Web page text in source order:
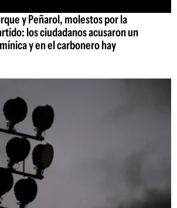
y Peñarol, molestos por la
los ciudadanos acusaron un
y en el carbonero hay